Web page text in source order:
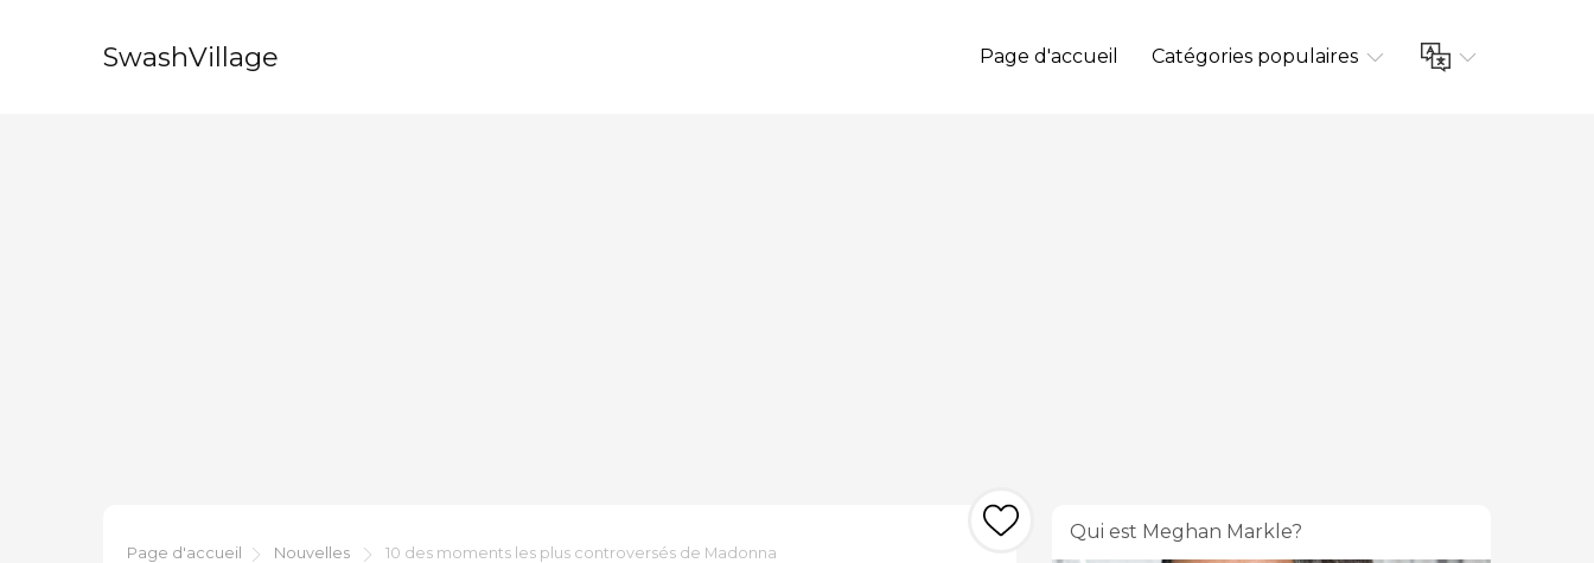
SwashVillage Page d'accueil Catégories populaires
Page d'accueil Nouvelles 10 des moments les plus controversés de Madonna
Qui est Meghan Markle?